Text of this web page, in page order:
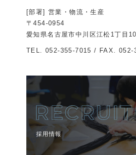
[部署] 営業・物流・生産
〒454-0954
愛知県名古屋市中川区江松1丁目
TEL. 052-355-7015 / FAX. 052-
採用情報